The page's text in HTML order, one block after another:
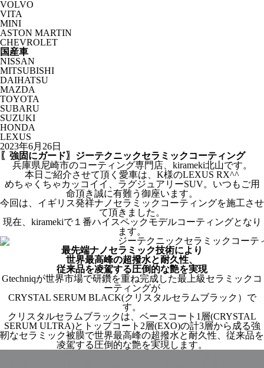
VOLVO
VITA
MINI
ASTON MARTIN
CHEVROLET
国産車
NISSAN
MITSUBISHI
DAIHATSU
MAZDA
TOYOTA
SUBARU
SUZUKI
HONDA
LEXUS
2023年6月26日
〖強固にガード〗ジーテクニックセラミックコーティング
兵庫県尼崎市のコーティング専門店、kirameki北山です。
本日ご紹介させて頂く愛車は、K様のLEXUS RX^^
めちゃくちゃカッコイイ、ラグジュアリーSUV。いつもご用
命頂き誠に有難う御座います。
今回は、イギリス発祥ナノセラミックコーティングを施工させ
て頂きました。
現在、kiramekiで１番ハイスペックモデルコーティングとなり
ます。
最先端ナノセラミック技術により
世界最高峰の超撥水と耐久性、
従来品を凌駕する圧倒的な艶を実現
Gtechniqが世界市場で研鑽を重ね完成した最上級セラミックコ
ーティングが
CRYSTAL SERUM BLACK(クリスタルセラムブラック）で
す。
クリスタルセラムブラックは、ベースコート1層(CRYSTAL
SERUM ULTRA)とトップコート2層(EXO)の計3層から成る強
靭なセラミック被膜で世界最高峰の超撥水と耐久性、従来品を
凌駕する圧倒的な艶を実現します。